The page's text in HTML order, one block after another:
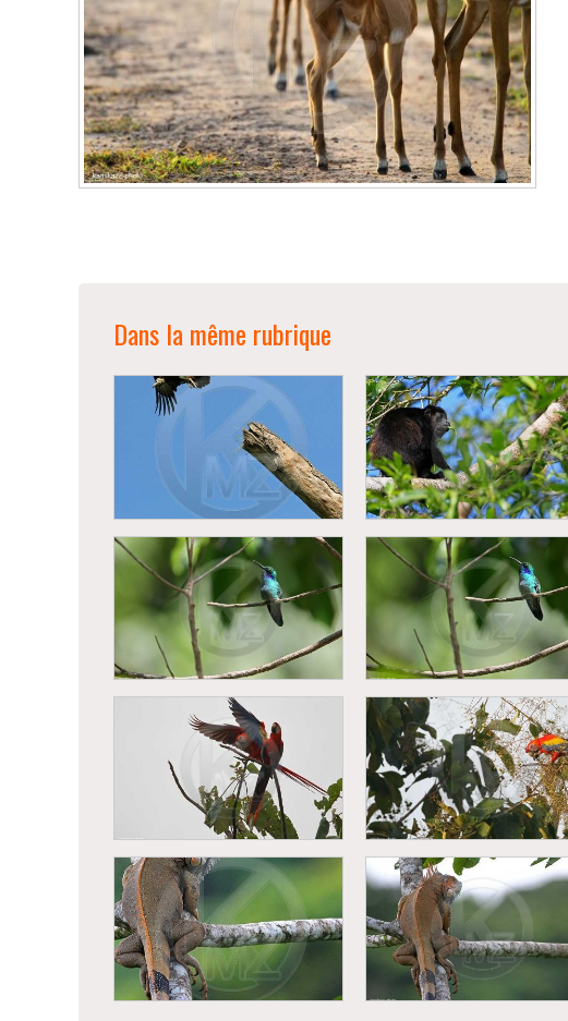
Dans la même rubrique
Vautour prenant son vol
Singe hurleur a manteau
(Alouatta palliata)
Colibri thalassin (Colibri
thalassinus)
Colibri thalassin (Colibri
thalassinus)
Ara rouge (Ara macao) Ara rouge (Ara macao)